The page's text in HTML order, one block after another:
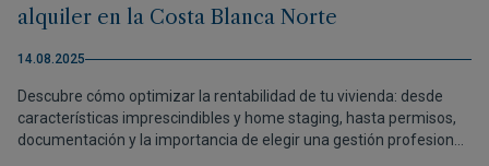
alquiler en la Costa Blanca Norte
14.08.2025
Descubre cómo optimizar la rentabilidad de tu vivienda: desde
características imprescindibles y home staging, hasta permisos,
documentación y la importancia de elegir una gestión profesional.